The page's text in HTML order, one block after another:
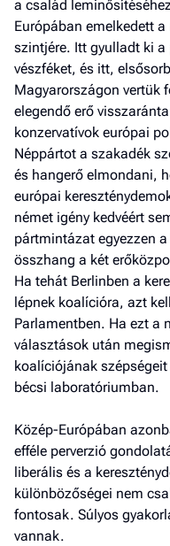
a család
Európában emelkedett
szintjére. Itt gyulladt ki
vészféket, és itt,
Magyarországon vertük
elegendő erő
konzervatívok európai
Néppártot a szakadék
és hangerő elmondani,
európai
német igény kedvéért
pártmintázat egyezzen
összhang a két
Ha tehát Berlinben a
lépnek koalícióra, azt
Parlamentben. Ha ezt a
választások után
koalíciójának
bécsi laboratóriumban.
Közép-Európában
efféle perverzió
liberális és a
különbözőségei nem
fontosak. Súlyos
vannak.